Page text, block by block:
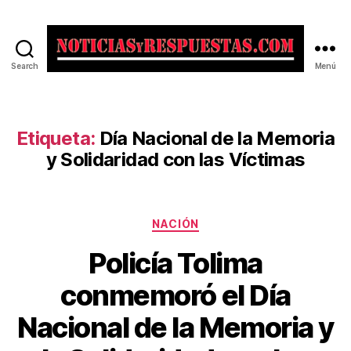
Search Menú
Etiqueta: Día Nacional de la Memoria
y Solidaridad con las Víctimas
Categorías
NACIÓN
Policía Tolima
conmemoró el Día
Nacional de la Memoria y